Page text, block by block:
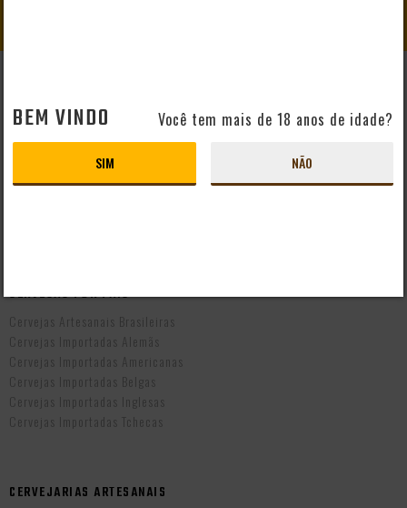
Perguntas Frequentes
Mapa do Site
Formas de Pagamento
Taxas de Entrega
CERVEJAS POR PAÍS
Cervejas Artesanais Brasileiras
Cervejas Importadas Alemãs
Cervejas Importadas Americanas
Cervejas Importadas Belgas
Cervejas Importadas Inglesas
Cervejas Importadas Tchecas
CERVEJARIAS ARTESANAIS
BEM VINDO Você tem mais de 18 anos de idade?
SIM NÃO